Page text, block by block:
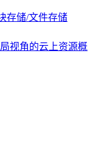
存储/文件存储
局视角的云上资源概